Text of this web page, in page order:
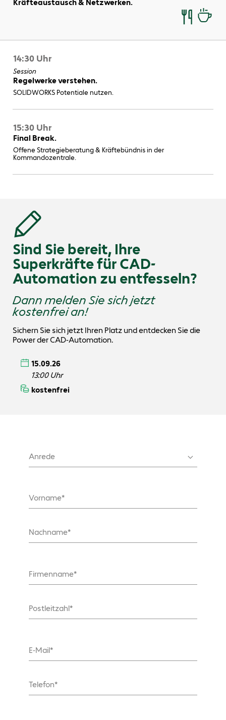
Kräfteaustausch & Netzwerken.
14:30 Uhr
Session
Regelwerke verstehen.
SOLIDWORKS Potentiale nutzen.
15:30 Uhr
Final Break.
Offene Strategieberatung & Kräftebündnis in der
Kommandozentrale.
Sind Sie bereit, Ihre
Superkräfte für CAD-
Automation zu entfesseln?
Dann melden Sie sich jetzt
kostenfrei an!
Sichern Sie sich jetzt Ihren Platz und entdecken Sie die
Power der CAD‑Automation.
15.09.26
13:00 Uhr
kostenfrei
Anrede
Vorname
Nachname
Firmenname
Postleitzahl
E-Mail
Telefon